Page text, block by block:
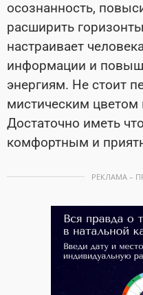
осознанность,
расширить
настраивает
информации и
энергиям. Не стоит
мистическим цветом
Достаточно иметь
комфортным и
РЕКЛАМА –